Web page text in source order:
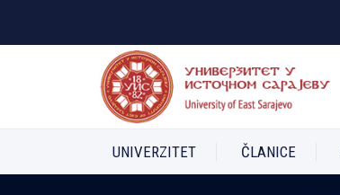
UNIVERZITET ČLANICE